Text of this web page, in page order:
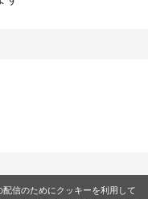
信のためにクッキーを利用して